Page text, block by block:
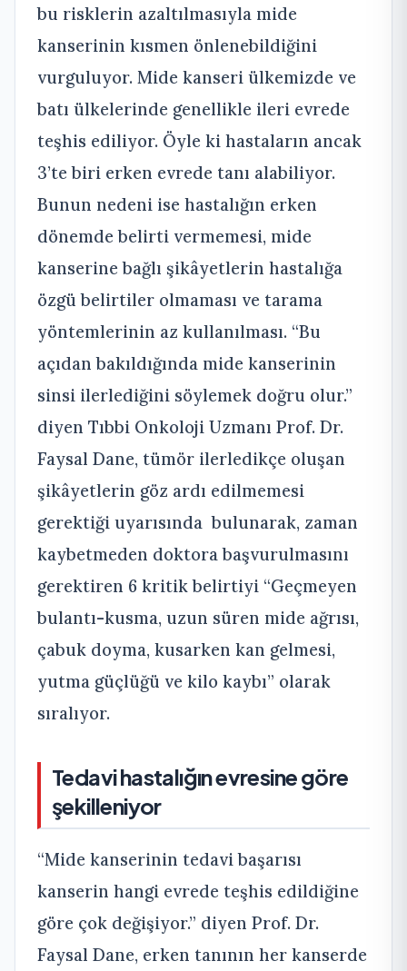
bu risklerin azaltılmasıyla mide
kanserinin kısmen önlenebildiğini
vurguluyor. Mide kanseri ülkemizde ve
batı ülkelerinde genellikle ileri evrede
teşhis ediliyor. Öyle ki hastaların ancak
3’te biri erken evrede tanı alabiliyor.
Bunun nedeni ise hastalığın erken
dönemde belirti vermemesi, mide
kanserine bağlı şikâyetlerin hastalığa
özgü belirtiler olmaması ve tarama
yöntemlerinin az kullanılması. “Bu
açıdan bakıldığında mide kanserinin
sinsi ilerlediğini söylemek doğru olur.”
diyen Tıbbi Onkoloji Uzmanı Prof. Dr.
Faysal Dane, tümör ilerledikçe oluşan
şikâyetlerin göz ardı edilmemesi
gerektiği uyarısında bulunarak, zaman
kaybetmeden doktora başvurulmasını
gerektiren 6 kritik belirtiyi “Geçmeyen
bulantı-kusma, uzun süren mide ağrısı,
çabuk doyma, kusarken kan gelmesi,
yutma güçlüğü ve kilo kaybı” olarak
sıralıyor.
Tedavi hastalığın evresine göre
şekilleniyor
“Mide kanserinin tedavi başarısı
kanserin hangi evrede teşhis edildiğine
göre çok değişiyor.” diyen Prof. Dr.
Faysal Dane, erken tanının her kanserde